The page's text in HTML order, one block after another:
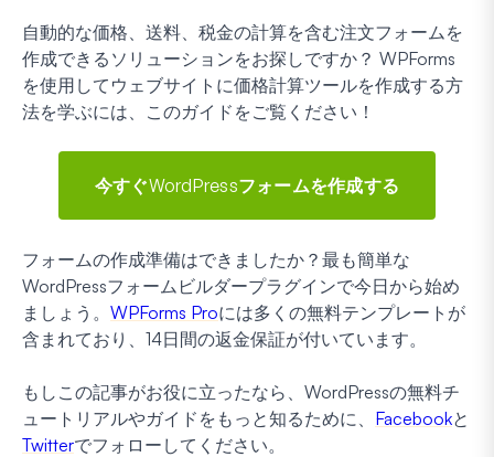
自動的な価格、送料、税金の計算を含む注文フォームを
作成できるソリューションをお探しですか？ WPForms
を使用してウェブサイトに価格計算ツールを作成する方
法を学ぶには、このガイドをご覧ください！
今すぐWordPressフォームを作成する
フォームの作成準備はできましたか？最も簡単な
WordPressフォームビルダープラグインで今日から始め
ましょう。 WPForms Proには多くの無料テンプレートが
含まれており、14日間の返金保証が付いています。
もしこの記事がお役に立ったなら、WordPressの無料チ
ュートリアルやガイドをもっと知るために、 Facebookと
Twitterでフォローしてください。